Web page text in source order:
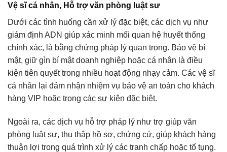
Vệ sĩ cá nhân, Hỗ trợ văn phòng luật sư
Dưới các tình huống cần xử lý đặc biệt, các dịch vụ như
giám định ADN giúp xác minh mối quan hệ huyết thống
chính xác, là bằng chứng pháp lý quan trọng. Bảo vệ bí
mật, giữ gìn bí mật doanh nghiệp hoặc cá nhân là điều
kiện tiên quyết trong nhiều hoạt động nhạy cảm. Các vệ sĩ
cá nhân lại đảm nhận nhiệm vụ bảo vệ an toàn cho khách
hàng VIP hoặc trong các sự kiện đặc biệt.
Ngoài ra, các dịch vụ hỗ trợ pháp lý như trợ giúp văn
phòng luật sư, thu thập hồ sơ, chứng cứ, giúp khách hàng
thuận lợi trong quá trình xử lý các tranh chấp hoặc tố tụng.